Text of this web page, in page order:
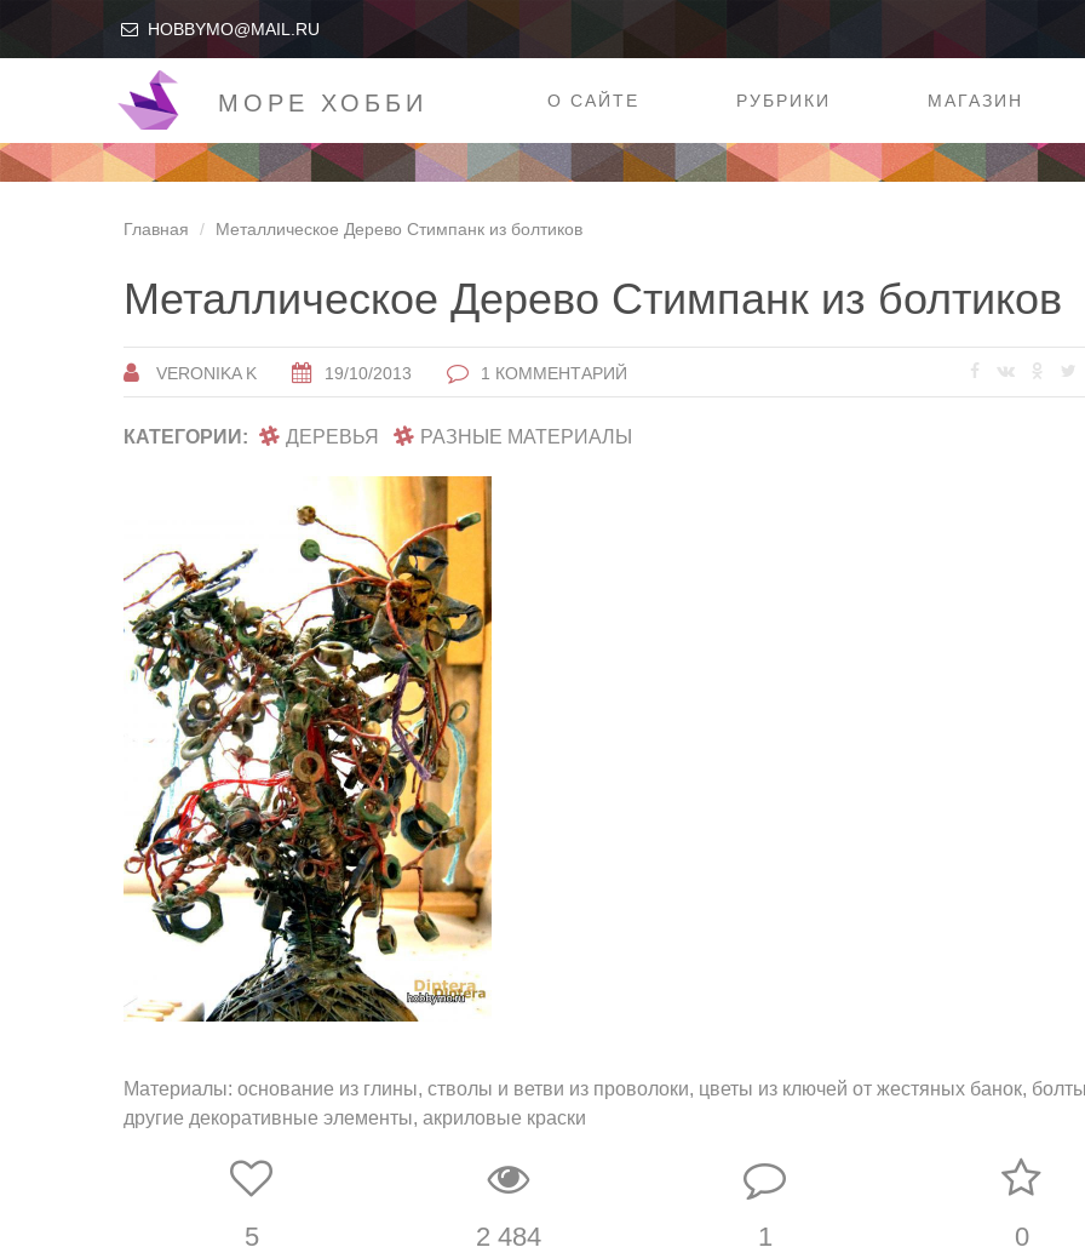
HOBBYMO@MAIL.RU
МОРЕ ХОББИ О САЙТЕ РУБРИКИ МАГАЗИН
Главная Металлическое Дерево Стимпанк из болтиков
Металлическое Дерево Стимпанк из болтиков
VERONIKA K 19/10/2013 1 КОММЕНТАРИЙ
КАТЕГОРИИ: ДЕРЕВЬЯ РАЗНЫЕ МАТЕРИАЛЫ
Материалы: основание из глины, стволы и ветви из проволоки, цветы из ключей от жестяных банок,
другие декоративные элементы, акриловые краски
5 2 484 1 0